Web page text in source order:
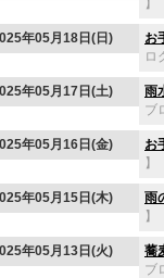
】
年05月18日(日) お
ロ
年05月17日(土) 雨
ブ
年05月16日(金) お
】
年05月15日(木) 雨
】
年05月13日(火) 蕎
ブ